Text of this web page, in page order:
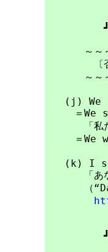
┛　┛　　
～～～～
〔否定文
～～～～
(j) We
＝We
「私たち
＝We
(k) I
「あなた
（
┛　┛　　